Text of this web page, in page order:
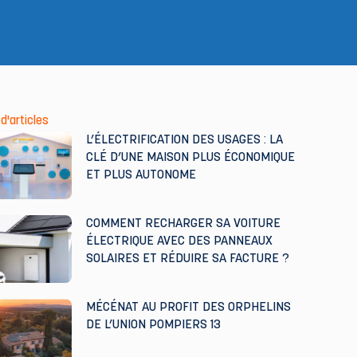
L’ÉLECTRIFICATION DES USAGES : LA
CLÉ D’UNE MAISON PLUS ÉCONOMIQUE
ET PLUS AUTONOME
COMMENT RECHARGER SA VOITURE
ÉLECTRIQUE AVEC DES PANNEAUX
SOLAIRES ET RÉDUIRE SA FACTURE ?
MÉCÉNAT AU PROFIT DES ORPHELINS
DE L’UNION POMPIERS 13